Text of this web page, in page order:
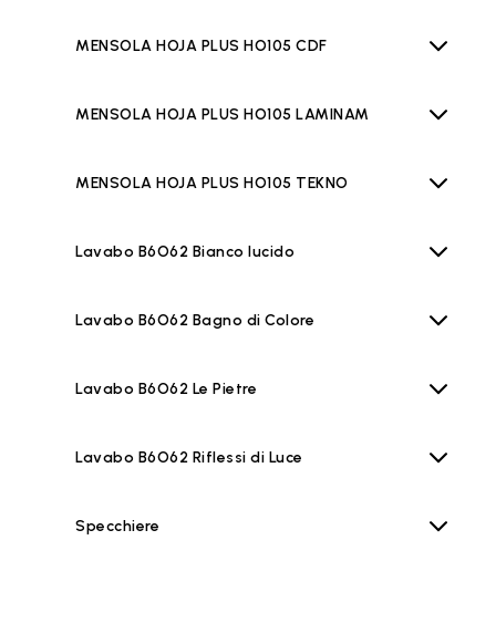
MENSOLA HOJA PLUS HO105 CDF
MENSOLA HOJA PLUS HO105 LAMINAM
MENSOLA HOJA PLUS HO105 TEKNO
Lavabo B6O62 Bianco lucido
Lavabo B6O62 Bagno di Colore
Lavabo B6O62 Le Pietre
Lavabo B6O62 Riflessi di Luce
Specchiere